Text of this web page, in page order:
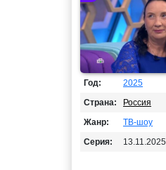
Год:
2025
Страна:
Россия
Жанр:
ТВ-шоу
Серия:
13.11.2025